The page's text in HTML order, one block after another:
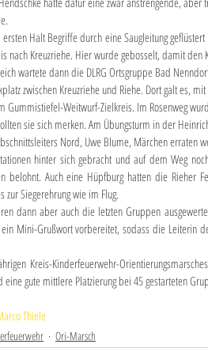
Halt Begriffe durch eine Saugleitung
nach Kreuzriehe. Hier wurde gebosselt, damit
zwischen Kreuzriehe und Riehe. Dort galt es,
Gummistiefel-Weitwurf-Zielkreis. Im Rosenweg
sie sich merken. Am Übungsturm in der
Nord, Uwe Blume, Märchen erraten
hinter sich gebracht und auf dem Weg
belohnt. Auch eine Hüpfburg hatten die Rieher
zur Siegerehrung wie im Flug.
dann aber auch die letzten Gruppen
Mini-Grußwort vorbereitet, sodass die Leiterin
Kreis-Kinderfeuerwehr-
eine gute mittlere Platzierung bei 45 gestarteten
Thiele
Ori-Marsch